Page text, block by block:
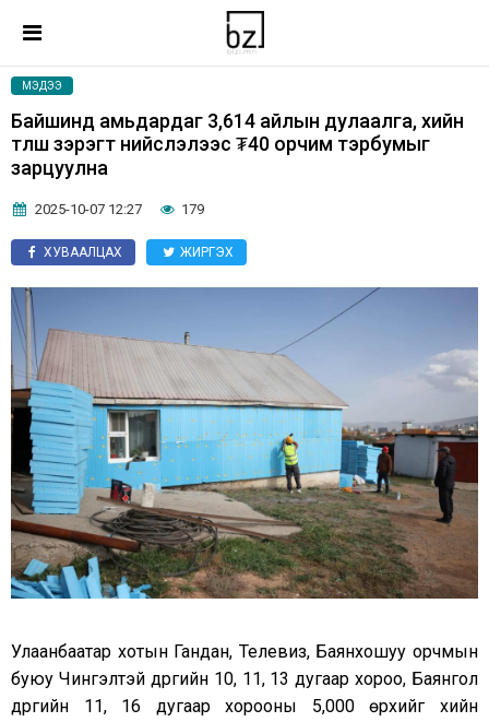
МЭДЭЭ
Байшинд амьдардаг 3,614 айлын дулаалга, хийн
түлш зэрэгт нийслэлээс ₮40 орчим тэрбумыг
зарцуулна
2025-10-07 12:27 179
ХУВААЛЦАХ ЖИРГЭХ
Улаанбаатар хотын Гандан, Телевиз, Баянхошуу орчмын
буюу Чингэлтэй дүүргийн 10, 11, 13 дугаар хороо, Баянгол
дүүргийн 11, 16 дугаар хорооны 5,000 өрхийг хийн